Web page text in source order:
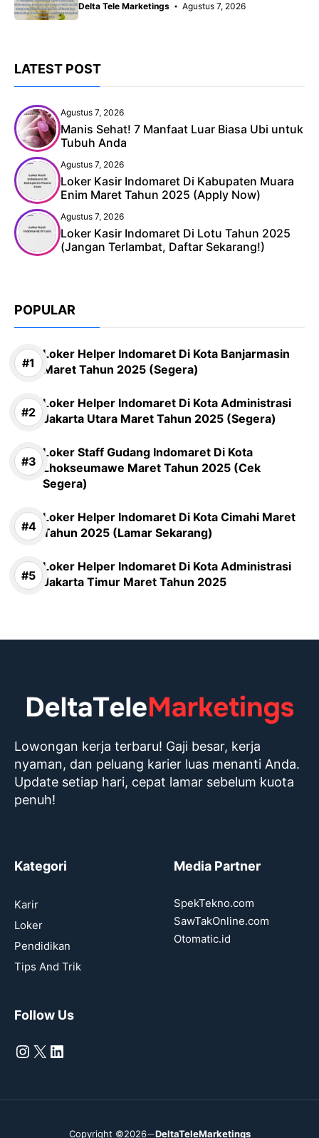
Delta Tele Marketings Agustus 7, 2026
LATEST POST
Agustus 7, 2026
Manis Sehat! 7 Manfaat Luar Biasa Ubi untuk
Tubuh Anda
Agustus 7, 2026
Loker Kasir Indomaret Di Kabupaten Muara
Enim Maret Tahun 2025 (Apply Now)
Agustus 7, 2026
Loker Kasir Indomaret Di Lotu Tahun 2025
(Jangan Terlambat, Daftar Sekarang!)
POPULAR
Loker Helper Indomaret Di Kota Banjarmasin
Maret Tahun 2025 (Segera)
Loker Helper Indomaret Di Kota Administrasi
Jakarta Utara Maret Tahun 2025 (Segera)
Loker Staff Gudang Indomaret Di Kota
Lhokseumawe Maret Tahun 2025 (Cek
Segera)
Loker Helper Indomaret Di Kota Cimahi Maret
Tahun 2025 (Lamar Sekarang)
Loker Helper Indomaret Di Kota Administrasi
Jakarta Timur Maret Tahun 2025
Lowongan kerja terbaru! Gaji besar, kerja
nyaman, dan peluang karier luas menanti Anda.
Update setiap hari, cepat lamar sebelum kuota
penuh!
Kategori
Karir
Loker
Pendidikan
Tips And Trik
Media Partner
SpekTekno.com
SawTakOnline.com
Otomatic.id
Follow Us
Instagram
X LinkedIn
Copyright ©2026 DeltaTeleMarketings